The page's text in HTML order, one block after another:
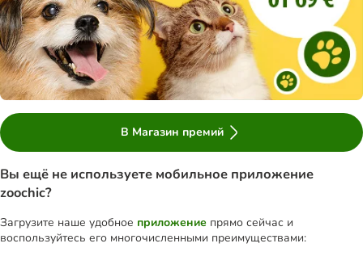
В Магазин премий
Вы ещё не используете мобильное приложение
zoochic?
Загрузите наше удобное приложение прямо сейчас и
воспользуйтесь его многочисленными преимуществами: